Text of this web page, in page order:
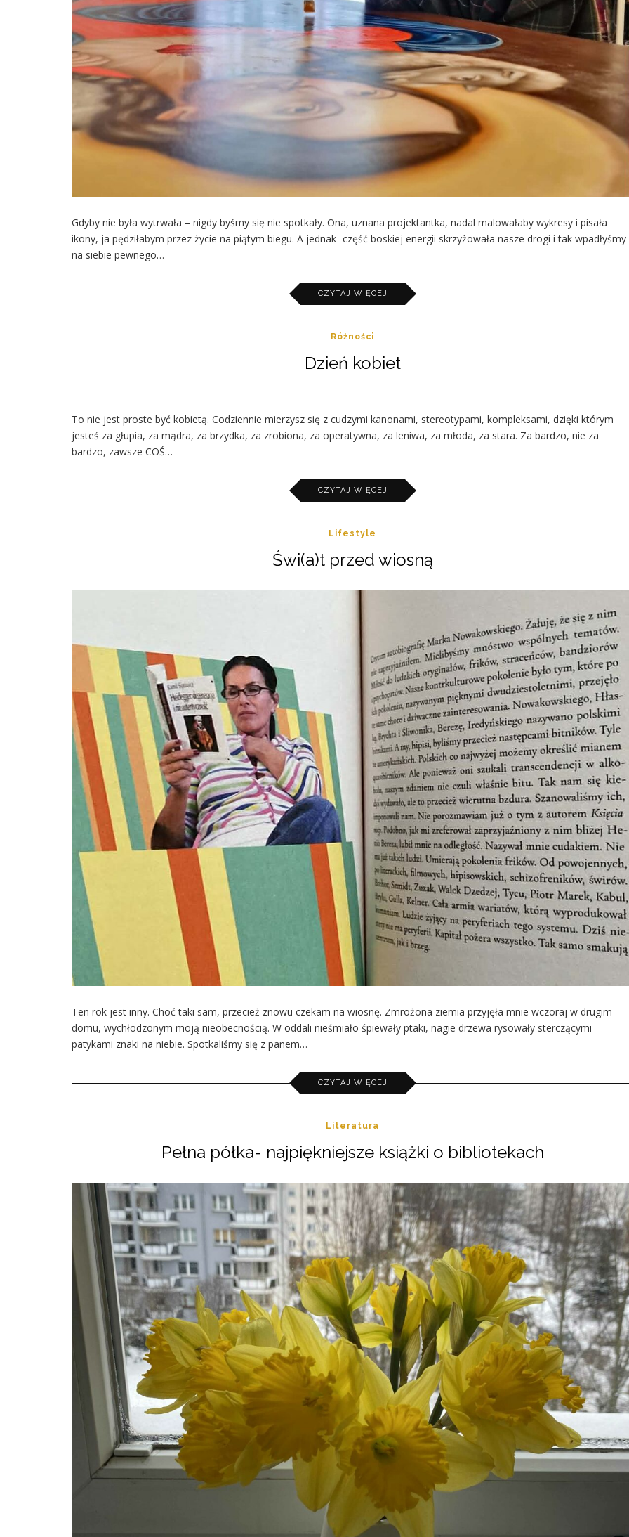
Gdyby nie była wytrwała – nigdy byśmy się nie spotkały. Ona, uznana projektantka, nadal malowałaby wykresy i pisała
ikony, ja pędziłabym przez życie na piątym biegu. A jednak- część boskiej energii skrzyżowała nasze drogi i tak wpadłyśmy
na siebie pewnego…
CZYTAJ WIĘCEJ
Różności
Dzień kobiet
To nie jest proste być kobietą. Codziennie mierzysz się z cudzymi kanonami, stereotypami, kompleksami, dzięki którym
jesteś za głupia, za mądra, za brzydka, za zrobiona, za operatywna, za leniwa, za młoda, za stara. Za bardzo, nie za
bardzo, zawsze COŚ…
CZYTAJ WIĘCEJ
Lifestyle
Świ(a)t przed wiosną
Ten rok jest inny. Choć taki sam, przecież znowu czekam na wiosnę. Zmrożona ziemia przyjęła mnie wczoraj w drugim
domu, wychłodzonym moją nieobecnością. W oddali nieśmiało śpiewały ptaki, nagie drzewa rysowały sterczącymi
patykami znaki na niebie. Spotkaliśmy się z panem…
CZYTAJ WIĘCEJ
Literatura
Pełna półka- najpiękniejsze książki o bibliotekach